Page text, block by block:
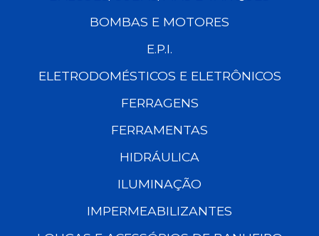
BOMBAS E MOTORES
E.P.I.
ELETRODOMÉSTICOS E ELETRÔNICOS
FERRAGENS
FERRAMENTAS
HIDRÁULICA
ILUMINAÇÃO
IMPERMEABILIZANTES